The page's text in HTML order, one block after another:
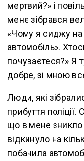
мертвий?» і
мене зібрався
«Чому я сиджу
автомобіль».
почуваєтеся?» Я
добре, зі мною
Люди, які
прибуття
що в мене зникло
відкинуло на
побачила